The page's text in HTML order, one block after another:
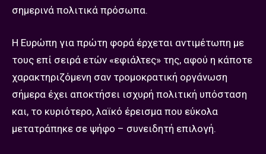
σημερινά πολιτικά πρόσωπα.
Η Ευρώπη για πρώτη φορά έρχεται αντιμέτωπη με
τους επί σειρά ετών «εφιάλτες» της, αφού η κάποτε
χαρακτηριζόμενη σαν τρομοκρατική οργάνωση
σήμερα έχει αποκτήσει ισχυρή πολιτική υπόσταση
και, το κυριότερο, λαϊκό έρεισμα που εύκολα
μετατράπηκε σε ψήφο – συνειδητή επιλογή.